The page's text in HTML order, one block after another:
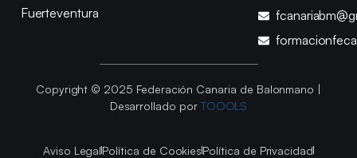
Fuerteventura
Copyright © 2025 Federación Canaria de Balonmano |
Desarrollado por TOOOLS
Aviso LegalPolítica de CookiesPolítica de Privacidad